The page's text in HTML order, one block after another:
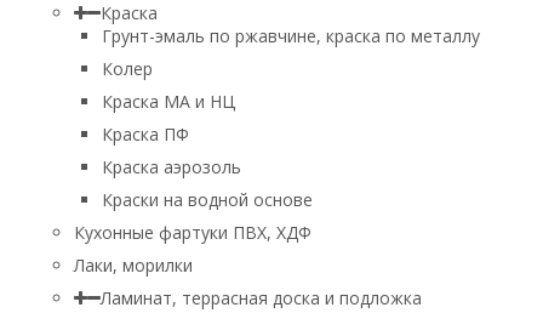
Краска
Грунт-эмаль по ржавчине, краска по металлу
Колер
Краска МА и НЦ
Краска ПФ
Краска аэрозоль
Краски на водной основе
Кухонные фартуки ПВХ, ХДФ
Лаки, морилки
Ламинат, террасная доска и подложка